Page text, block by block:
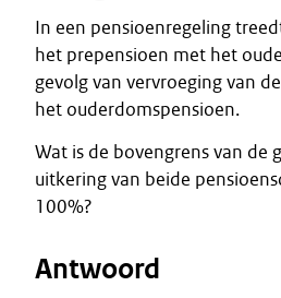
In een pensioenregeling
het prepensioen met het
gevolg van vervroeging van
het ouderdomspensioen.
Wat is de bovengrens van de
uitkering van beide
100%?
Antwoord